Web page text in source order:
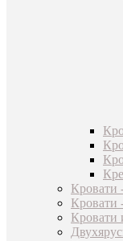
Кровати
Кровати
Кровати